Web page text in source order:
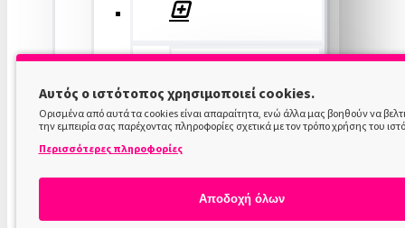
COLOR
ΝΥΧΙΩΝ
Αυτός ο ιστότοπος χρησιμοποιεί cookies.
Ορισμένα από αυτά τα cookies είναι απαραίτητα, ενώ άλλα μας βοηθούν να
την εμπειρία σας παρέχοντας πληροφορίες σχετικά με τον τρόπο χρήσης του
Περισσότερες πληροφορίες
Αποδοχή όλων